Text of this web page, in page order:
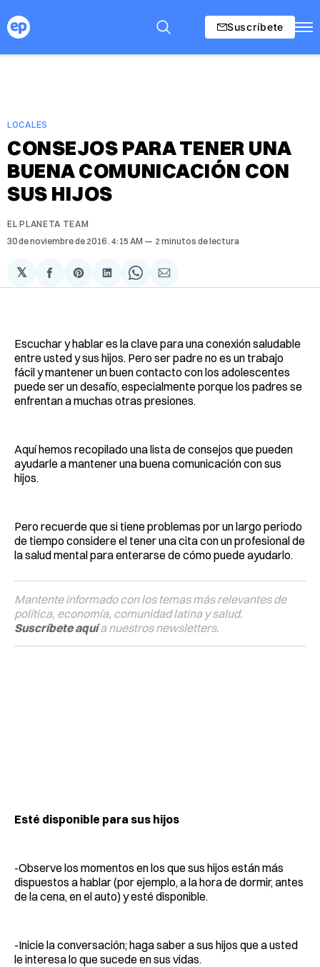
Suscríbete
LOCALES
CONSEJOS PARA TENER UNA
BUENA COMUNICACIÓN CON
SUS HIJOS
EL PLANETA TEAM
30 de noviembre de 2016 . 4:15 AM 2 minutos de lectura
𝕏
Compartir
en
Share
on
Compartir
en
Share
on
Compartir
via
Escuchar y hablar es la clave para una conexión saludable
entre usted y sus hijos. Pero ser padre no es un trabajo
fácil y mantener un buen contacto con los adolescentes
puede ser un desafío, especialmente porque los padres se
enfrentan a muchas otras presiones.
Aquí hemos recopilado una lista de consejos que pueden
ayudarle a mantener una buena comunicación con sus
hijos.
Pero recuerde que si tiene problemas por un largo periodo
de tiempo considere el tener una cita con un profesional de
la salud mental para enterarse de cómo puede ayudarlo.
Mantente informado con los temas más relevantes de
política, economía, comunidad latina y salud.
Suscríbete aquía nuestros newsletters.
Esté disponible para sus hijos
-Observe los momentos en los que sus hijos están más
dispuestos a hablar (por ejemplo, a la hora de dormir, antes
de la cena, en el auto) y esté disponible.
-Inicie la conversación; haga saber a sus hijos que a usted
le interesa lo que sucede en sus vidas.